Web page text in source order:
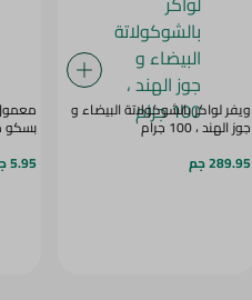
ويفر لواكر بالشوكولاتة البيضاء و
جوز الهند ، 100 جرام
289.95 جم
بسكو
5.95 جم